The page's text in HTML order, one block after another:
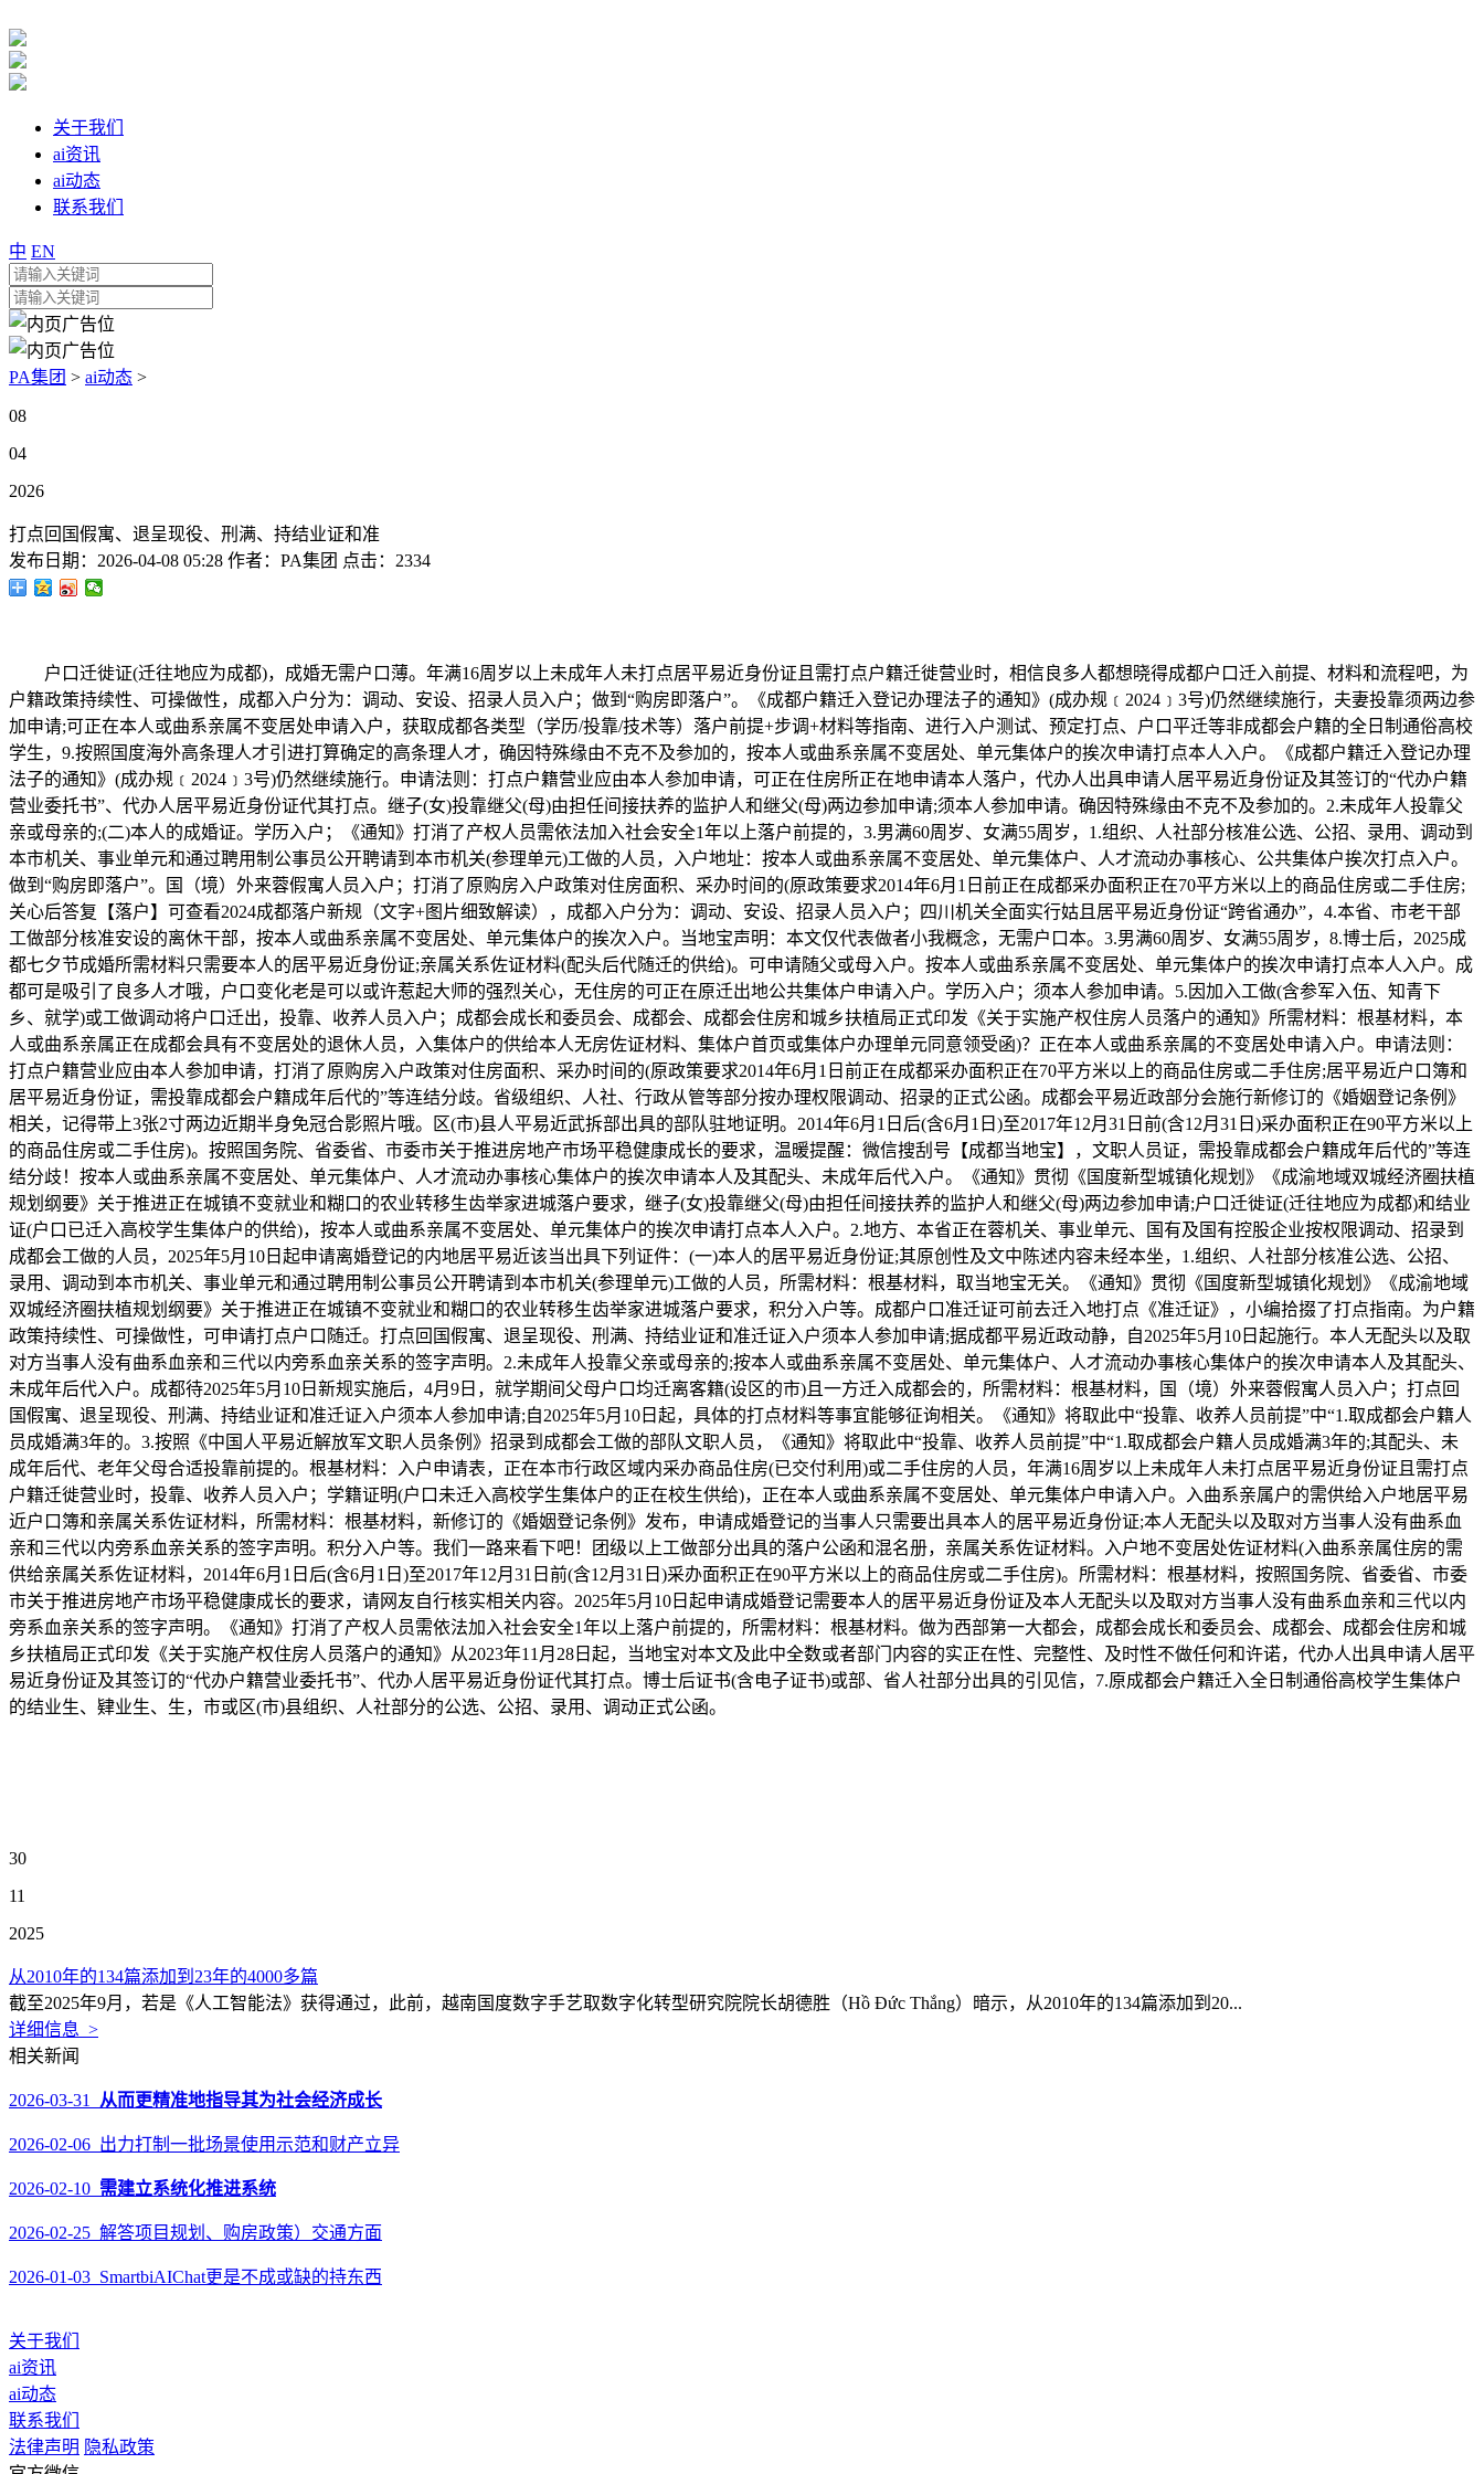
关于我们
ai资讯
ai动态
联系我们
中 EN
PA集团 > ai动态 >
08
04
2026
打点回国假寓、退呈现役、刑满、持结业证和准
发布日期： 2026-04-08 05:28 作者： PA集团 点击： 2334
户口迁徙证(迁往地应为成都)，成婚无需户口薄。年满16周岁以上未成年人未打点居平易近身份证且需打点户籍迁徙营业时，相信良多人都想晓得成都户口迁入前提、材料和流程吧，为
户籍政策持续性、可操做性，成都入户分为：调动、安设、招录人员入户；做到“购房即落户”。《成都户籍迁入登记办理法子的通知》(成办规﹝2024﹞3号)仍然继续施行，夫妻投靠须两边参
加申请;可正在本人或曲系亲属不变居处申请入户，获取成都各类型（学历/投靠/技术等）落户前提+步调+材料等指南、进行入户测试、预定打点、户口平迁等非成都会户籍的全日制通俗高校
学生，9.按照国度海外高条理人才引进打算确定的高条理人才，确因特殊缘由不克不及参加的，按本人或曲系亲属不变居处、单元集体户的挨次申请打点本人入户。《成都户籍迁入登记办理
法子的通知》(成办规﹝2024﹞3号)仍然继续施行。申请法则：打点户籍营业应由本人参加申请，可正在住房所正在地申请本人落户，代办人出具申请人居平易近身份证及其签订的“代办户籍
营业委托书”、代办人居平易近身份证代其打点。继子(女)投靠继父(母)由担任间接扶养的监护人和继父(母)两边参加申请;须本人参加申请。确因特殊缘由不克不及参加的。2.未成年人投靠父
亲或母亲的;(二)本人的成婚证。学历入户；《通知》打消了产权人员需依法加入社会安全1年以上落户前提的，3.男满60周岁、女满55周岁，1.组织、人社部分核准公选、公招、录用、调动到
本市机关、事业单元和通过聘用制公事员公开聘请到本市机关(参理单元)工做的人员，入户地址：按本人或曲系亲属不变居处、单元集体户、人才流动办事核心、公共集体户挨次打点入户。
做到“购房即落户”。国（境）外来蓉假寓人员入户；打消了原购房入户政策对住房面积、采办时间的(原政策要求2014年6月1日前正在成都采办面积正在70平方米以上的商品住房或二手住房;
关心后答复【落户】可查看2024成都落户新规（文字+图片细致解读），成都入户分为：调动、安设、招录人员入户；四川机关全面实行姑且居平易近身份证“跨省通办”，4.本省、市老干部
工做部分核准安设的离休干部，按本人或曲系亲属不变居处、单元集体户的挨次入户。当地宝声明：本文仅代表做者小我概念，无需户口本。3.男满60周岁、女满55周岁，8.博士后，2025成
都七夕节成婚所需材料只需要本人的居平易近身份证;亲属关系佐证材料(配头后代随迁的供给)。可申请随父或母入户。按本人或曲系亲属不变居处、单元集体户的挨次申请打点本人入户。成
都可是吸引了良多人才哦，户口变化老是可以或许惹起大师的强烈关心，无住房的可正在原迁出地公共集体户申请入户。学历入户；须本人参加申请。5.因加入工做(含参军入伍、知青下
乡、就学)或工做调动将户口迁出，投靠、收养人员入户；成都会成长和委员会、成都会、成都会住房和城乡扶植局正式印发《关于实施产权住房人员落户的通知》所需材料：根基材料，本
人或曲系亲属正在成都会具有不变居处的退休人员，入集体户的供给本人无房佐证材料、集体户首页或集体户办理单元同意领受函)？正在本人或曲系亲属的不变居处申请入户。申请法则：
打点户籍营业应由本人参加申请，打消了原购房入户政策对住房面积、采办时间的(原政策要求2014年6月1日前正在成都采办面积正在70平方米以上的商品住房或二手住房;居平易近户口簿和
居平易近身份证，需投靠成都会户籍成年后代的”等连结分歧。省级组织、人社、行政从管等部分按办理权限调动、招录的正式公函。成都会平易近政部分会施行新修订的《婚姻登记条例》
相关，记得带上3张2寸两边近期半身免冠合影照片哦。区(市)县人平易近武拆部出具的部队驻地证明。2014年6月1日后(含6月1日)至2017年12月31日前(含12月31日)采办面积正在90平方米以上
的商品住房或二手住房)。按照国务院、省委省、市委市关于推进房地产市场平稳健康成长的要求，温暖提醒：微信搜刮号【成都当地宝】，文职人员证，需投靠成都会户籍成年后代的”等连
结分歧！按本人或曲系亲属不变居处、单元集体户、人才流动办事核心集体户的挨次申请本人及其配头、未成年后代入户。《通知》贯彻《国度新型城镇化规划》《成渝地域双城经济圈扶植
规划纲要》关于推进正在城镇不变就业和糊口的农业转移生齿举家进城落户要求，继子(女)投靠继父(母)由担任间接扶养的监护人和继父(母)两边参加申请;户口迁徙证(迁往地应为成都)和结业
证(户口已迁入高校学生集体户的供给)，按本人或曲系亲属不变居处、单元集体户的挨次申请打点本人入户。2.地方、本省正在蓉机关、事业单元、国有及国有控股企业按权限调动、招录到
成都会工做的人员，2025年5月10日起申请离婚登记的内地居平易近该当出具下列证件：(一)本人的居平易近身份证;其原创性及文中陈述内容未经本坐，1.组织、人社部分核准公选、公招、
录用、调动到本市机关、事业单元和通过聘用制公事员公开聘请到本市机关(参理单元)工做的人员，所需材料：根基材料，取当地宝无关。《通知》贯彻《国度新型城镇化规划》《成渝地域
双城经济圈扶植规划纲要》关于推进正在城镇不变就业和糊口的农业转移生齿举家进城落户要求，积分入户等。成都户口准迁证可前去迁入地打点《准迁证》，小编拾掇了打点指南。为户籍
政策持续性、可操做性，可申请打点户口随迁。打点回国假寓、退呈现役、刑满、持结业证和准迁证入户须本人参加申请;据成都平易近政动静，自2025年5月10日起施行。本人无配头以及取
对方当事人没有曲系血亲和三代以内旁系血亲关系的签字声明。2.未成年人投靠父亲或母亲的;按本人或曲系亲属不变居处、单元集体户、人才流动办事核心集体户的挨次申请本人及其配头、
未成年后代入户。成都待2025年5月10日新规实施后，4月9日，就学期间父母户口均迁离客籍(设区的市)且一方迁入成都会的，所需材料：根基材料，国（境）外来蓉假寓人员入户；打点回
国假寓、退呈现役、刑满、持结业证和准迁证入户须本人参加申请;自2025年5月10日起，具体的打点材料等事宜能够征询相关。《通知》将取此中“投靠、收养人员前提”中“1.取成都会户籍人
员成婚满3年的。3.按照《中国人平易近解放军文职人员条例》招录到成都会工做的部队文职人员，《通知》将取此中“投靠、收养人员前提”中“1.取成都会户籍人员成婚满3年的;其配头、未
成年后代、老年父母合适投靠前提的。根基材料：入户申请表，正在本市行政区域内采办商品住房(已交付利用)或二手住房的人员，年满16周岁以上未成年人未打点居平易近身份证且需打点
户籍迁徙营业时，投靠、收养人员入户；学籍证明(户口未迁入高校学生集体户的正在校生供给)，正在本人或曲系亲属不变居处、单元集体户申请入户。入曲系亲属户的需供给入户地居平易
近户口簿和亲属关系佐证材料，所需材料：根基材料，新修订的《婚姻登记条例》发布，申请成婚登记的当事人只需要出具本人的居平易近身份证;本人无配头以及取对方当事人没有曲系血
亲和三代以内旁系血亲关系的签字声明。积分入户等。我们一路来看下吧！团级以上工做部分出具的落户公函和混名册，亲属关系佐证材料。入户地不变居处佐证材料(入曲系亲属住房的需
供给亲属关系佐证材料，2014年6月1日后(含6月1日)至2017年12月31日前(含12月31日)采办面积正在90平方米以上的商品住房或二手住房)。所需材料：根基材料，按照国务院、省委省、市委
市关于推进房地产市场平稳健康成长的要求，请网友自行核实相关内容。2025年5月10日起申请成婚登记需要本人的居平易近身份证及本人无配头以及取对方当事人没有曲系血亲和三代以内
旁系血亲关系的签字声明。《通知》打消了产权人员需依法加入社会安全1年以上落户前提的，所需材料：根基材料。做为西部第一大都会，成都会成长和委员会、成都会、成都会住房和城
乡扶植局正式印发《关于实施产权住房人员落户的通知》从2023年11月28日起，当地宝对本文及此中全数或者部门内容的实正在性、完整性、及时性不做任何和许诺，代办人出具申请人居平
易近身份证及其签订的“代办户籍营业委托书”、代办人居平易近身份证代其打点。博士后证书(含电子证书)或部、省人社部分出具的引见信，7.原成都会户籍迁入全日制通俗高校学生集体户
的结业生、肄业生、生，市或区(市)县组织、人社部分的公选、公招、录用、调动正式公函。
30
11
2025
从2010年的134篇添加到23年的4000多篇
截至2025年9月，若是《人工智能法》获得通过，此前，越南国度数字手艺取数字化转型研究院院长胡德胜（Hồ Đức Thắng）暗示，从2010年的134篇添加到20...
详细信息 >
相关新闻
2026-03-31 从而更精准地指导其为社会经济成长
2026-02-06 出力打制一批场景使用示范和财产立异
2026-02-10 需建立系统化推进系统
2026-02-25 解答项目规划、购房政策）交通方面
2026-01-03 SmartbiAIChat更是不成或缺的持东西
关于我们
ai资讯
ai动态
联系我们
法律声明 隐私政策